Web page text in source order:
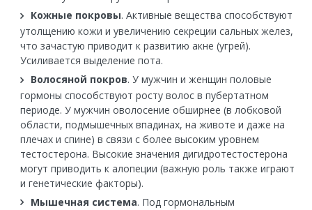
Кожные покровы. Активные вещества способствуют
утолщению кожи и увеличению секреции сальных желез,
что зачастую приводит к развитию акне (угрей).
Усиливается выделение пота.
Волосяной покров. У мужчин и женщин половые
гормоны способствуют росту волос в пубертатном
периоде. У мужчин оволосение обширнее (в лобковой
области, подмышечных впадинах, на животе и даже на
плечах и спине) в связи с более высоким уровнем
тестостерона. Высокие значения дигидротестостерона
могут приводить к алопеции (важную роль также играют
и генетические факторы).
Мышечная система. Под гормональным